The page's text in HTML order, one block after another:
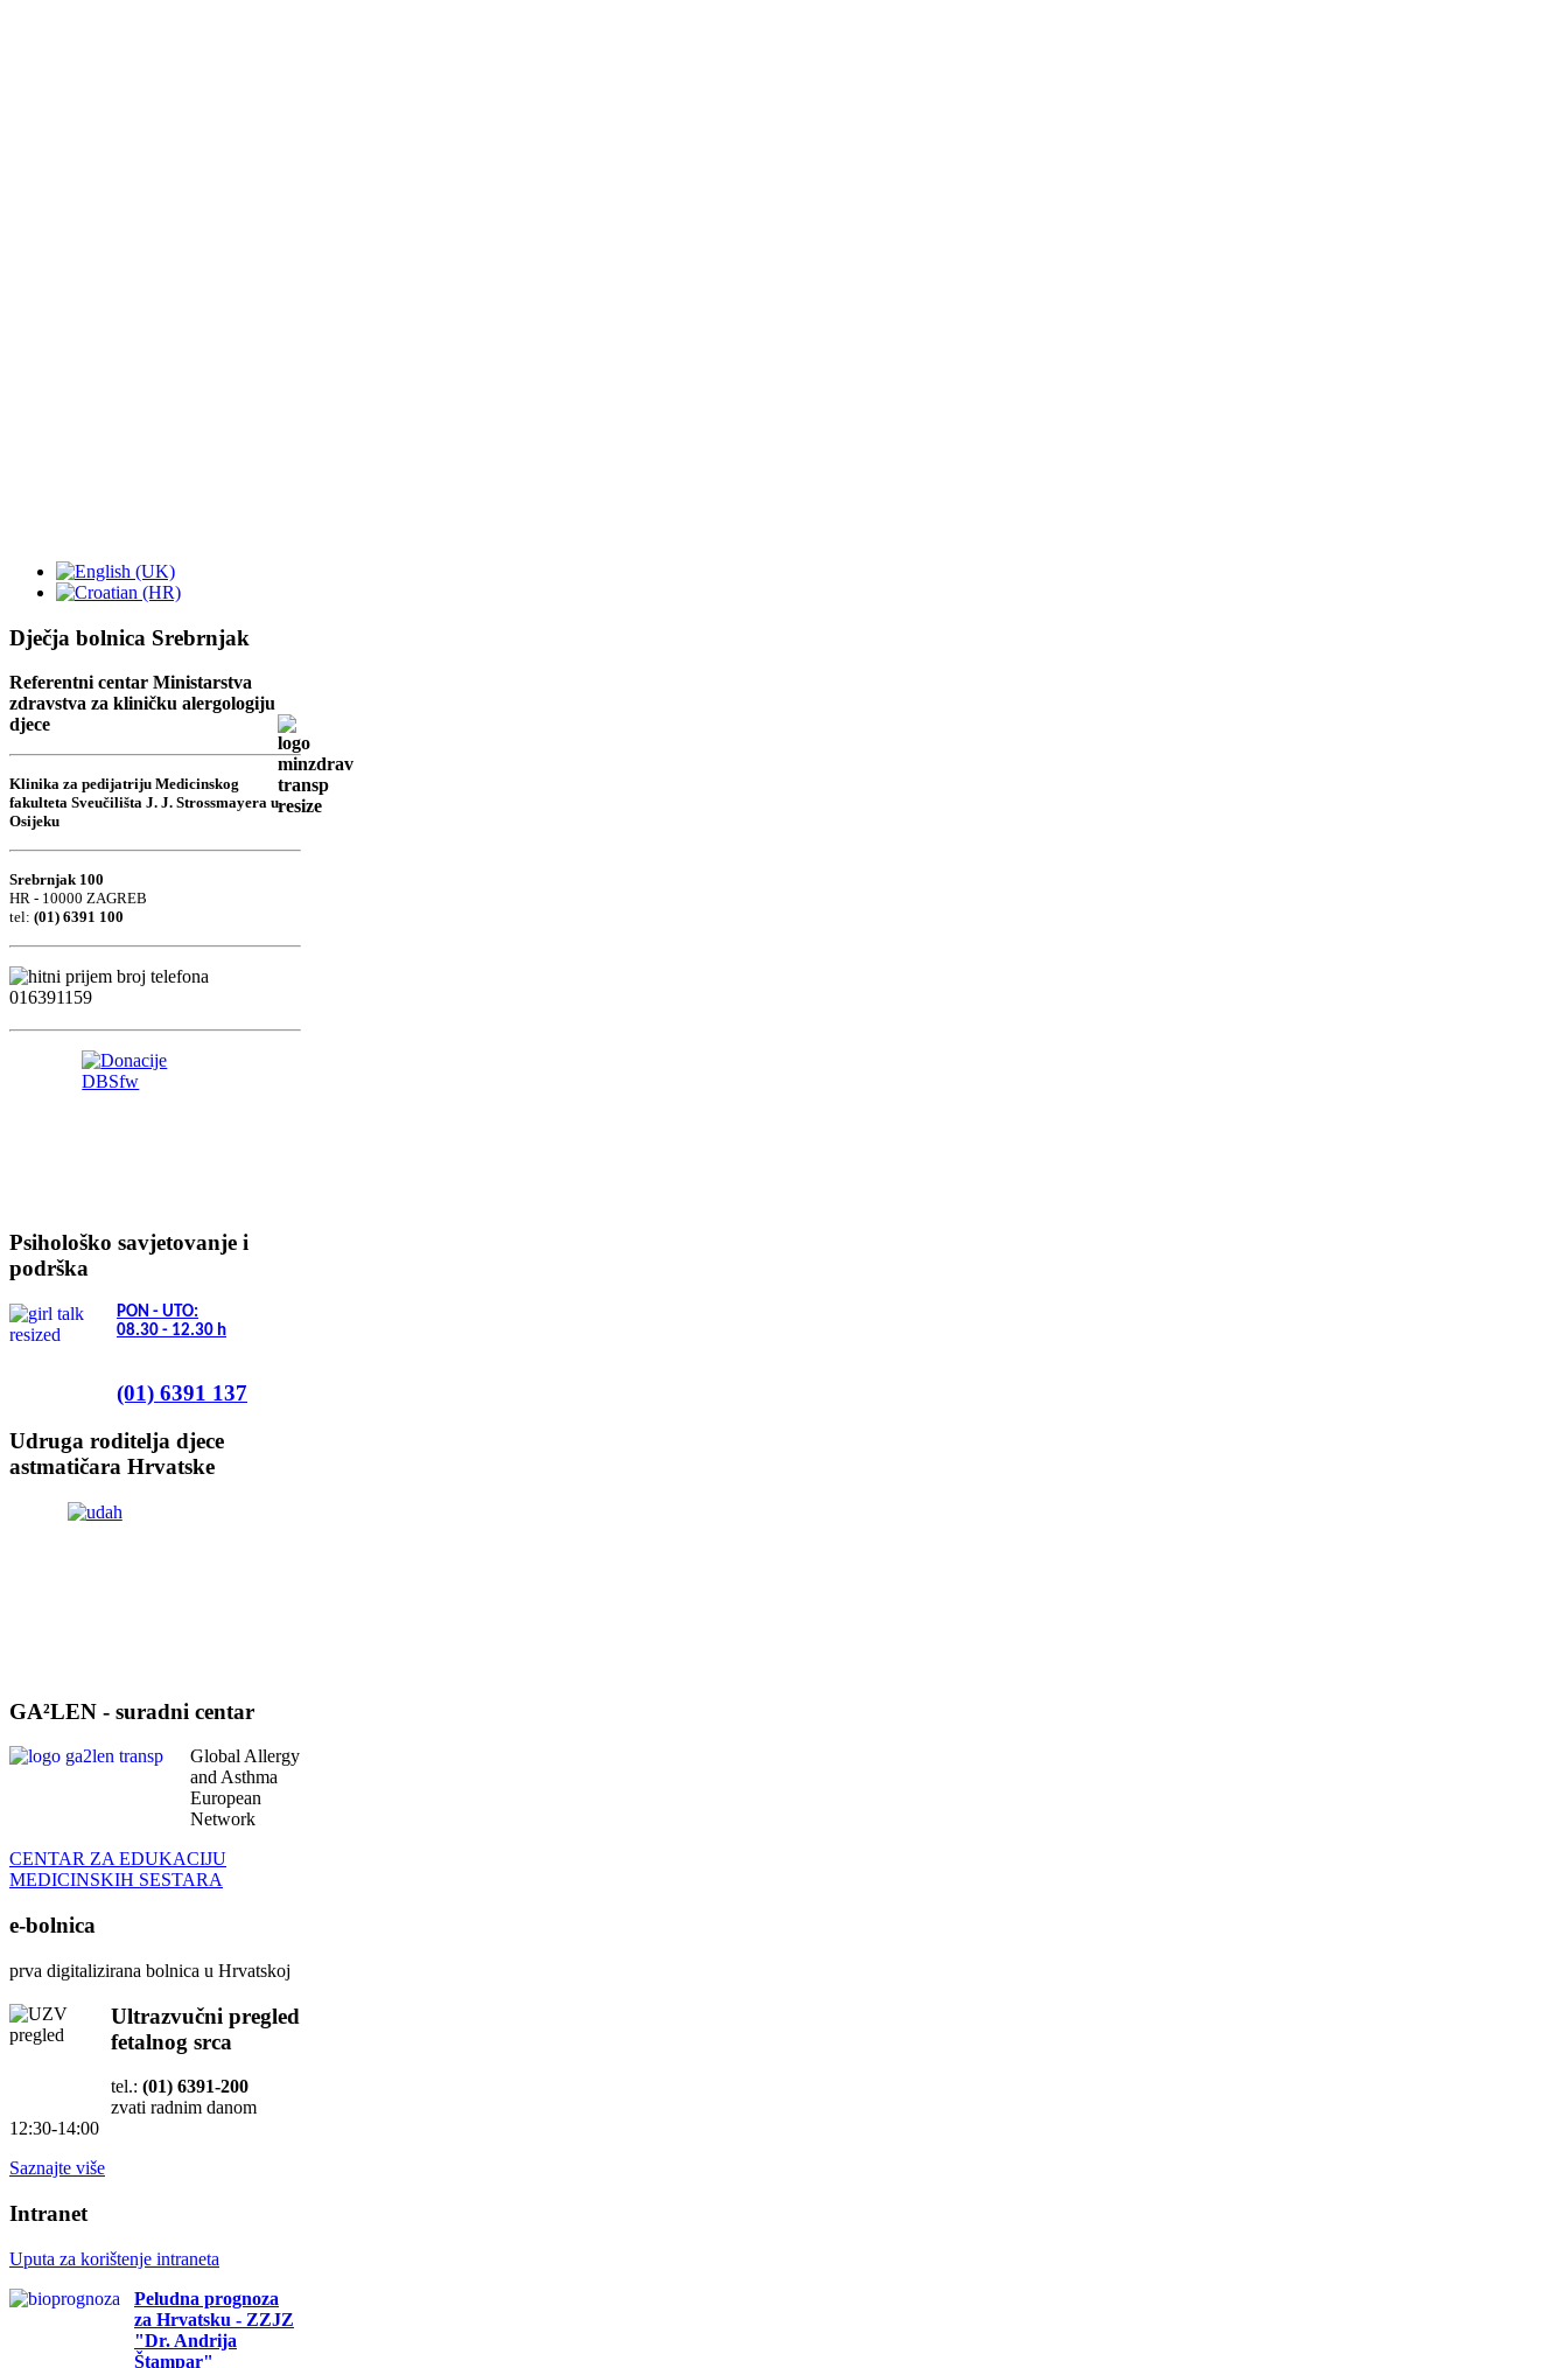
Dječja bolnica Srebrnjak
Referentni centar Ministarstva
zdravstva za kliničku alergologiju
djece
Klinika za pedijatriju Medicinskog
fakulteta Sveučilišta J. J. Strossmayera u
Osijeku
Srebrnjak 100
HR - 10000 ZAGREB
tel: (01) 6391 100
Psihološko savjetovanje i
podrška
PON - UTO:
08.30 - 12.30 h
(01) 6391 137
Udruga roditelja djece
astmatičara Hrvatske
GA²LEN - suradni centar
Global Allergy
and Asthma
European
Network
CENTAR ZA EDUKACIJU
MEDICINSKIH SESTARA
e-bolnica
prva digitalizirana bolnica u Hrvatskoj
Ultrazvučni pregled
fetalnog srca
tel.: (01) 6391-200
zvati radnim danom
12:30-14:00
Saznajte više
Intranet
Uputa za korištenje intraneta
Peludna prognoza
za Hrvatsku - ZZJZ
"Dr. Andrija
Štampar"